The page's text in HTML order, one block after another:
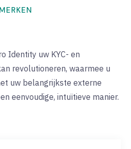
Identity uw KYC- en
revolutioneren, waarmee u
uw belangrijkste externe
eenvoudige, intuïtieve manier.